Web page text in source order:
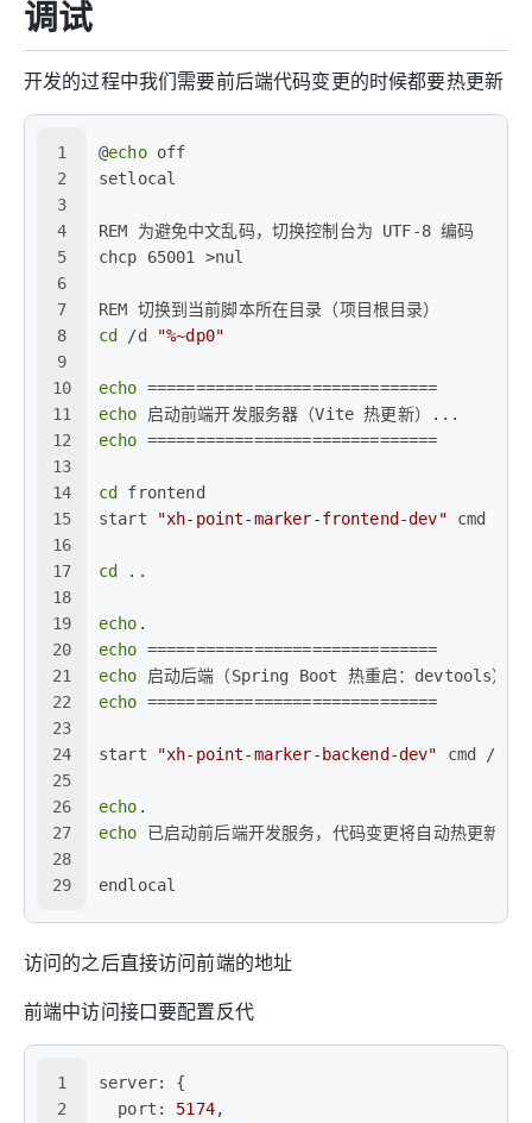
调试
开发的过程中我们需要前后端代码变更的时候都要热更新
1
2
3
4
5
6
7
8
9
10
11
12
13
14
15
16
17
18
19
20
21
22
23
24
25
26
27
28
29
@echo off
setlocal
REM 为避免中文乱码，切换控制台为 UTF-8 编码
chcp 65001 >nul
REM 切换到当前脚本所在目录（项目根目录）
cd
/d "%~dp0"
echo ==============================
echo 启动前端开发服务器（Vite 热更新）...
echo ==============================
cd
frontend
start
"xh-point-marker-frontend-dev" cmd /k
cd ..
echo .
echo ==============================
echo 启动后端（Spring Boot 热重启：devtools）
echo ==============================
start "xh-point-marker-backend-dev" cmd /k
echo .
echo 已启动前后端开发服务，代码变更将自动热更新
endlocal
访问的之后直接访问前端的地址
前端中访问接口要配置反代
1
2
server:
{
  port
: 5174,